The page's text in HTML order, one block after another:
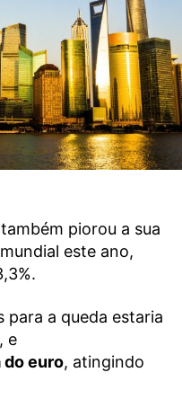
piorou a sua
este ano,
a queda estaria
, e
do euro, atingindo